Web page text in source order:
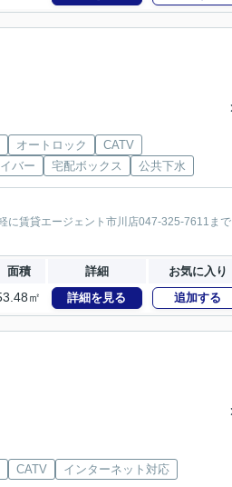
オートロック
CATV
バー
宅配ボックス 公共下水
に賃貸エージェント市川店047-325-7611まで
面積 詳細 お気に入り
㎡ 詳細を見る 追加する
CATV インターネット対応